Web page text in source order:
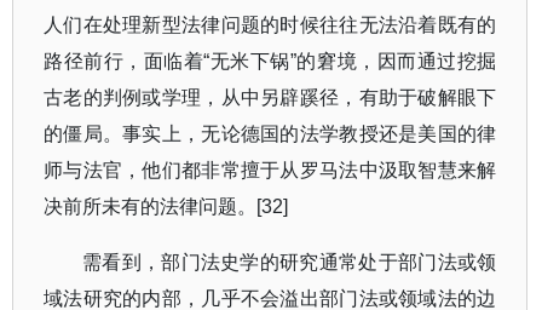
人们在处理新型法律问题的时候往往无法沿着既有的
路径前行，面临着“无米下锅”的窘境，因而通过挖掘
古老的判例或学理，从中另辟蹊径，有助于破解眼下
的僵局。事实上，无论德国的法学教授还是美国的律
师与法官，他们都非常擅于从罗马法中汲取智慧来解
决前所未有的法律问题。
[32]
需看到，部门法史学的研究通常处于部门法或领
域法研究的内部，几乎不会溢出部门法或领域法的边